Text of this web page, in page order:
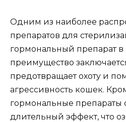
Одним из наиболее
препаратов для
гормональный препарат
преимущество
предотвращает охоту и
агрессивность кошек.
гормональные
длительный эффект, что